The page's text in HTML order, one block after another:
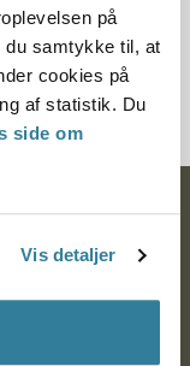
på
du samtykke til, at
cookies på
af statistik. Du
side om
Vis detaljer